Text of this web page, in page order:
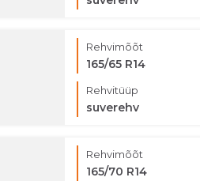
Rehvimõõt
165/65 R14
Rehvitüüp
suverehv
Rehvimõõt
165/70 R14